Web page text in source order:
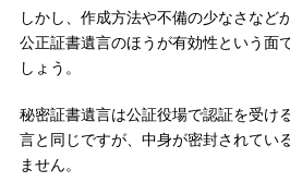
しかし、作成方法や不備の少なさなど
公正証書遺言のほうが有効性という面
しょう。
秘密証書遺言は公証役場で認証を受け
言と同じですが、中身が密封されてい
ません。